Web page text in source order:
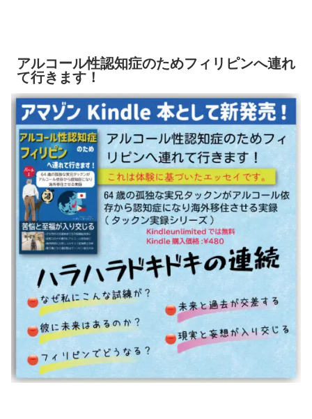
アルコール性認知症のためフィリピンへ連れ
て行きます！